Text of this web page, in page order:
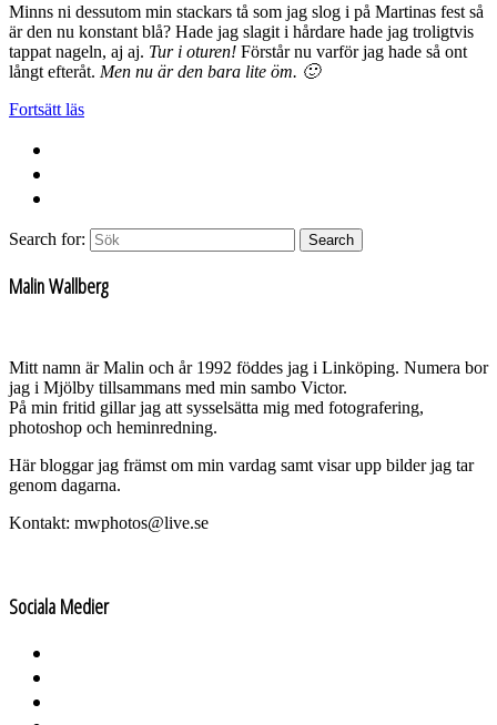
Minns ni dessutom min stackars tå som jag slog i på Martinas fest så
är den nu konstant blå? Hade jag slagit i hårdare hade jag troligtvis
tappat nageln, aj aj. Tur i oturen! Förstår nu varför jag hade så ont
långt efteråt. Men nu är den bara lite öm. 🙂
Fortsätt läs
Search for: Search
Malin Wallberg
Mitt namn är Malin och år 1992 föddes jag i Linköping. Numera bor
jag i Mjölby tillsammans med min sambo Victor.
På min fritid gillar jag att sysselsätta mig med fotografering,
photoshop och heminredning.
Här bloggar jag främst om min vardag samt visar upp bilder jag tar
genom dagarna.
Kontakt: mwphotos@live.se
Sociala Medier